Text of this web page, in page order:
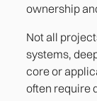
ownership
Not all
systems,
core or
often require